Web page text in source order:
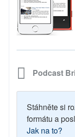
Podcast
Stáhněte si
formátu a
Jak na to?